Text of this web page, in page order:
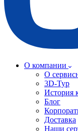
О компании
О
3D-Тур
История
Блог
Доставка
Наши